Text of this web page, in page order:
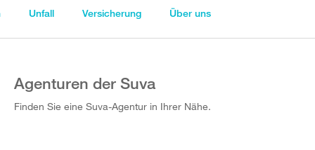
Unfall Versicherung Über uns
Agenturen der Suva
Finden Sie eine Suva-Agentur in Ihrer Nähe.